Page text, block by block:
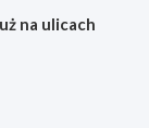
na ulicach